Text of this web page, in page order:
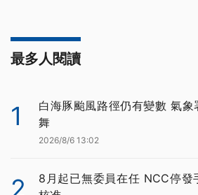
最多人閱讀
1
白海豚颱風路徑仍有變數 氣
舞
2026/8/6 13:02
2
8月起已無委員在任 NCC停發